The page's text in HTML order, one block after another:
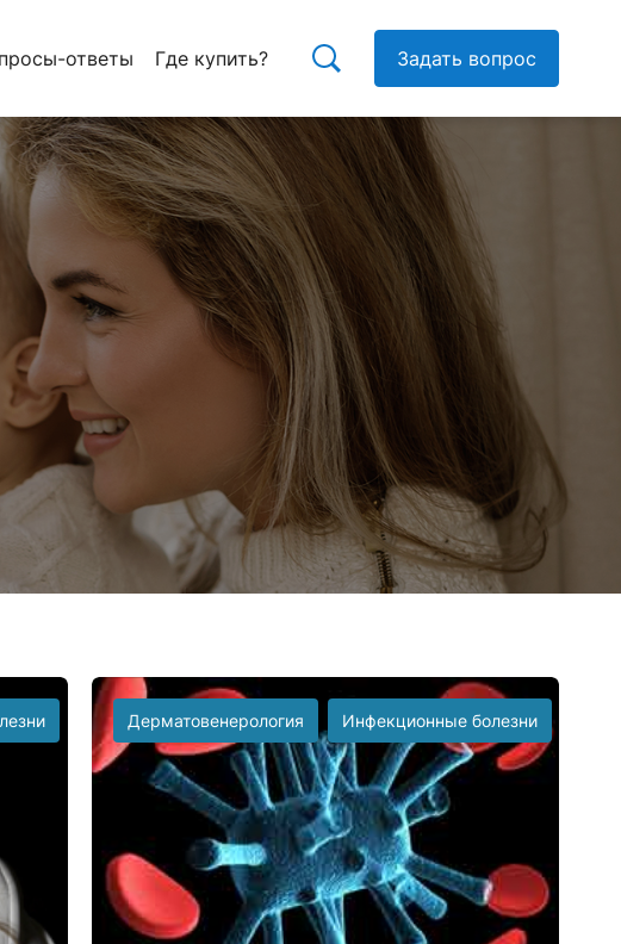
ответы Где купить? Задать вопрос
Дерматовенерология Инфекционные болезни